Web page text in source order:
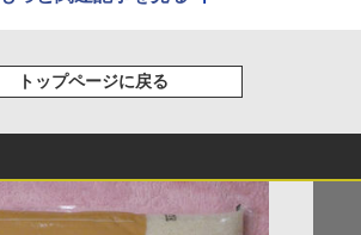
トップページに戻る